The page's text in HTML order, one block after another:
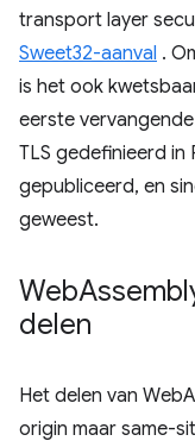
transport layer
Sweet32-aanval .
is het ook
eerste
TLS gedefinieerd in
gepubliceerd, en
geweest.
Web
delen
Het delen van
origin maar same-